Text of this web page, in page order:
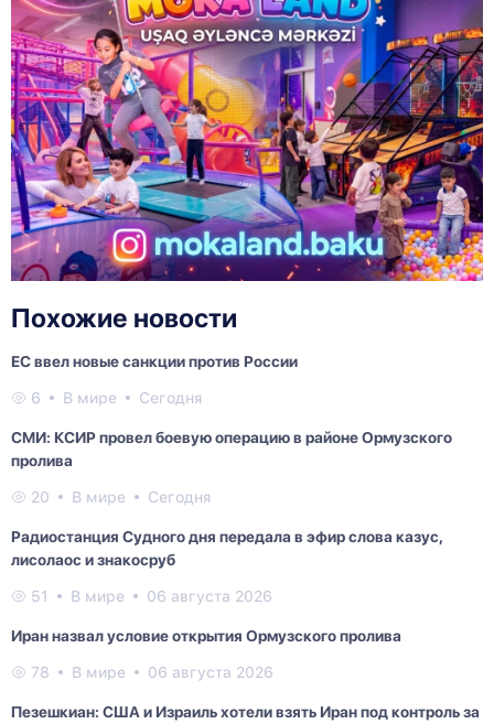
Похожие новости
ЕС ввел новые санкции против России
6 В мире Сегодня
СМИ: КСИР провел боевую операцию в районе Ормузского
пролива
20 В мире Сегодня
Радиостанция Судного дня передала в эфир слова казус,
лисолаос и знакосруб
51 В мире 06 августа 2026
Иран назвал условие открытия Ормузского пролива
78 В мире 06 августа 2026
Пезешкиан: США и Израиль хотели взять Иран под контроль за